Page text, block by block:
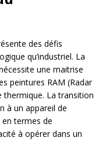
des défis
qu’industriel. La
une maitrise
peintures RAM (Radar
thermique. La transition
à un appareil de
termes de
à opérer dans un